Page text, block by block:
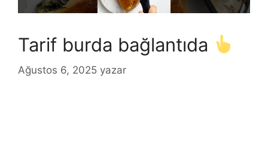
Tarif burda bağlantıda
Ağustos 6, 2025 yazar